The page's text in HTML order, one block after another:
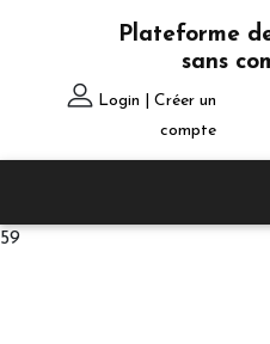
Plateforme
sans
Login | Créer un
compte
59